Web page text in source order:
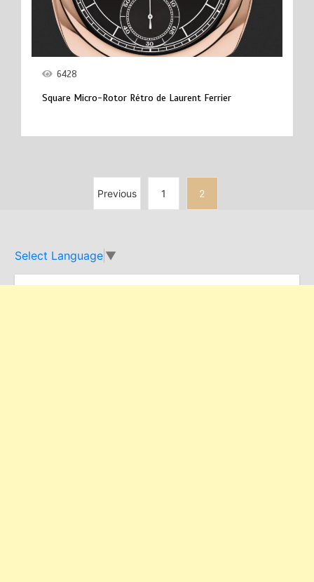
6428
Square Micro-Rotor Rétro de Laurent Ferrier
Previous 1 2
Select Language ▼